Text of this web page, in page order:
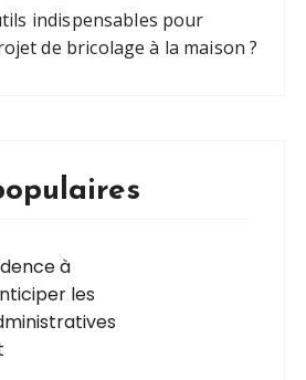
indispensables pour
de bricolage à la maison ?
à
les